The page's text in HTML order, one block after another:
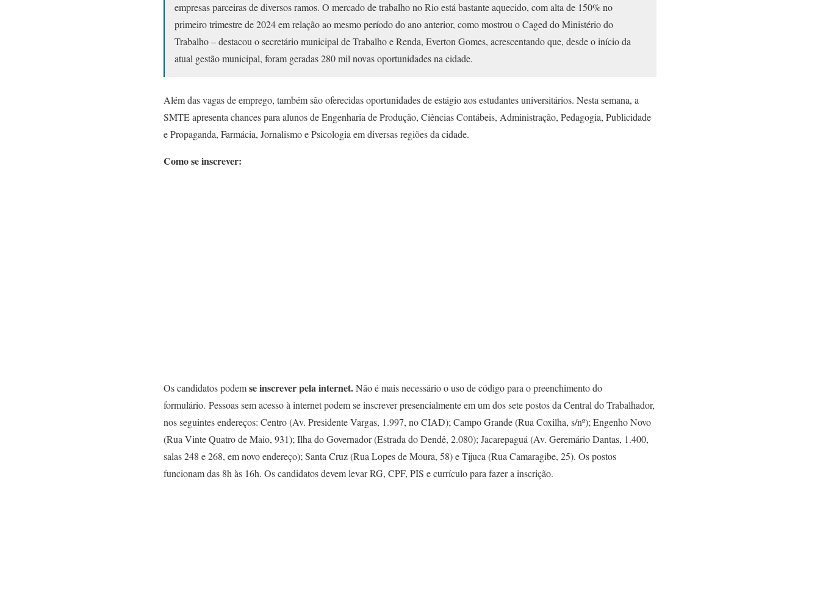
empresas parceiras de diversos ramos. O mercado de trabalho no Rio está bastante aquecido, com alta de 150% no
primeiro trimestre de 2024 em relação ao mesmo período do ano anterior, como mostrou o Caged do Ministério do
Trabalho – destacou o secretário municipal de Trabalho e Renda, Everton Gomes, acrescentando que, desde o início da
atual gestão municipal, foram geradas 280 mil novas oportunidades na cidade.
Além das vagas de emprego, também são oferecidas oportunidades de estágio aos estudantes universitários. Nesta semana, a
SMTE apresenta chances para alunos de Engenharia de Produção, Ciências Contábeis, Administração, Pedagogia, Publicidade
e Propaganda, Farmácia, Jornalismo e Psicologia em diversas regiões da cidade.
Como se inscrever:
Os candidatos podemse inscrever pela internet.Não é mais necessário o uso de código para o preenchimento do
formulário. Pessoas sem acesso à internet podem se inscrever presencialmente em um dos sete postos da Central do Trabalhador,
nos seguintes endereços: Centro (Av. Presidente Vargas, 1.997, no CIAD); Campo Grande (Rua Coxilha, s/nº); Engenho Novo
(Rua Vinte Quatro de Maio, 931); Ilha do Governador (Estrada do Dendê, 2.080); Jacarepaguá (Av. Geremário Dantas, 1.400,
salas 248 e 268, em novo endereço); Santa Cruz (Rua Lopes de Moura, 58) e Tijuca (Rua Camaragibe, 25). Os postos
funcionam das 8h às 16h. Os candidatos devem levar RG, CPF, PIS e currículo para fazer a inscrição.